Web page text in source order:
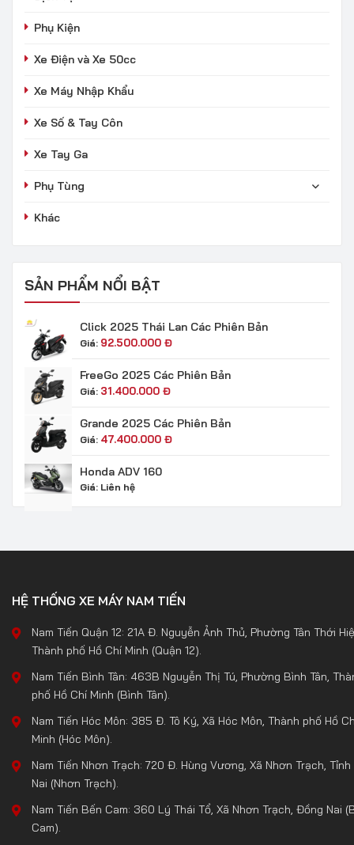
Phụ Kiện
Xe Điện và Xe 50cc
Xe Máy Nhập Khẩu
Xe Số & Tay Côn
Xe Tay Ga
Phụ Tùng
Khác
SẢN PHẨM NỔI BẬT
Click 2025 Thái Lan Các Phiên Bản
Giá: 92.500.000 Đ
FreeGo 2025 Các Phiên Bản
Giá: 31.400.000 Đ
Grande 2025 Các Phiên Bản
Giá: 47.400.000 Đ
Honda ADV 160
Giá: Liên hệ
HỆ THỐNG XE MÁY NAM TIẾN
Nam Tiến Quận 12: 21A Đ. Nguyễn Ảnh Thủ, Phường Tân Thới
Thành phố Hồ Chí Minh (Quận 12).
Nam Tiến Bình Tân: 463B Nguyễn Thị Tú, Phường Bình Tân,
phố Hồ Chí Minh (Bình Tân).
Nam Tiến Hóc Môn: 385 Đ. Tô Ký, Xã Hóc Môn, Thành phố Hồ
Minh (Hóc Môn).
Nam Tiến Nhơn Trạch: 720 Đ. Hùng Vương, Xã Nhơn Trạch,
Nai (Nhơn Trạch).
Nam Tiến Bến Cam: 360 Lý Thái Tổ, Xã Nhơn Trạch, Đồng Nai
Cam).